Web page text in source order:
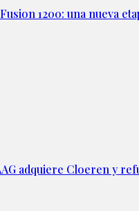
1200: una nueva
adquiere Cloeren y